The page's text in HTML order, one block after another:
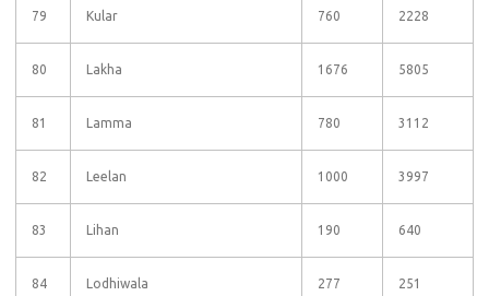
79 Kular 760 2228
80 Lakha 1676 5805
81 Lamma 780 3112
82 Leelan 1000 3997
83 Lihan 190 640
84 Lodhiwala 277 251